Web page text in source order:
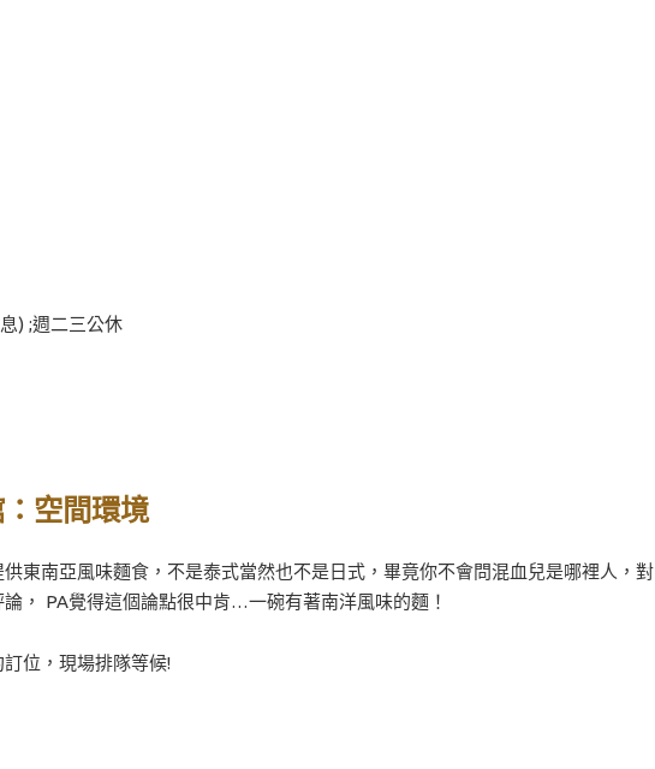
) ;週二三公休
空間環境
東南亞風味麵食，不是泰式當然也不是日式，畢竟你不會問混血兒是哪裡人，對
， PA覺得這個論點很中肯…一碗有著南洋風味的麵！
位，現場排隊等候!